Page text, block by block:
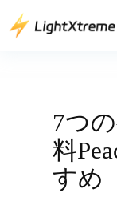
容
7つ
料
すめ